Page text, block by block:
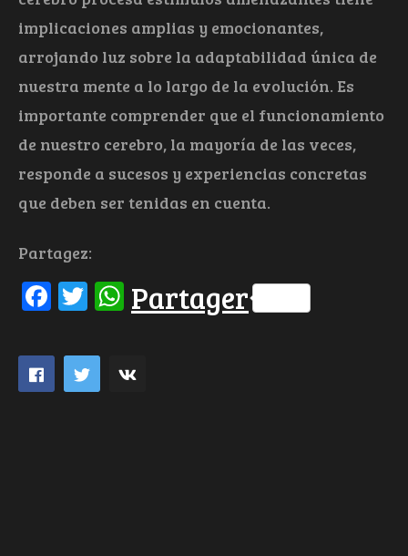
implicaciones amplias y emocionantes,
arrojando luz sobre la adaptabilidad única de
nuestra mente a lo largo de la evolución. Es
importante comprender que el funcionamiento
de nuestro cerebro, la mayoría de las veces,
responde a sucesos y experiencias concretas
que deben ser tenidas en cuenta.
Partagez:
Facebook
Twitter
WhatsApp
Partager